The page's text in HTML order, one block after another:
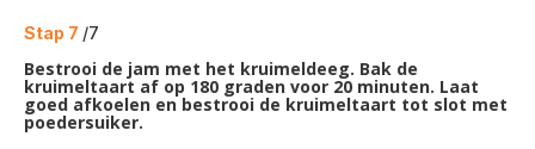
Stap 7 /7
Bestrooi de jam met het kruimeldeeg. Bak de
kruimeltaart af op 180 graden voor 20 minuten. Laat
goed afkoelen en bestrooi de kruimeltaart tot slot met
poedersuiker.